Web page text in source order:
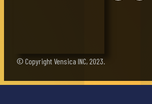
© Copyright Vensica INC, 2023.